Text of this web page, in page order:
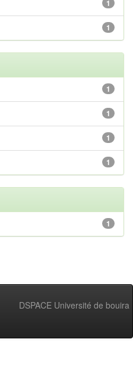
1
1
1
1
1
1
1
DSPACE Université de bouira